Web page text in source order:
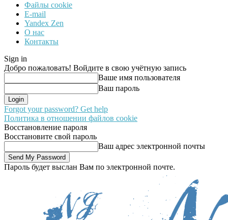
Файлы cookie
E-mail
Yandex Zen
О нас
Контакты
Sign in
Добро пожаловать! Войдите в свою учётную запись
Ваше имя пользователя
Ваш пароль
Forgot your password? Get help
Политика в отношении файлов cookie
Восстановление пароля
Восстановите свой пароль
Ваш адрес электронной почты
Пароль будет выслан Вам по электронной почте.